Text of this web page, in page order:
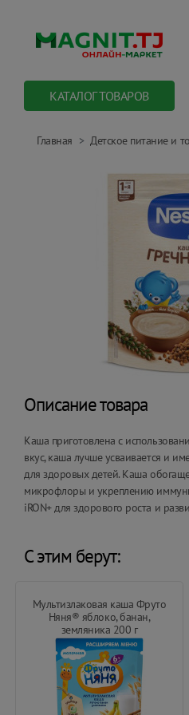
КАТАЛОГ ТОВАРОВ
Главная Детское питание и
Описание товара
Каша приготовлена с
вкус, каша лучше усваивается и
для здоровых детей. Каша
микрофлоры и укреплению
iRON+ для здорового роста и
С этим берут:
Мультизлаковая каша Фруто
Няня® яблоко, банан,
земляника 200 г